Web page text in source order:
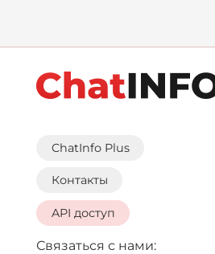
ChatInfo Plus
Контакты
API доступ
Связаться с нами: